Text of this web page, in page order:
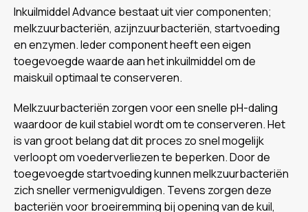
Inkuilmiddel Advance bestaat uit vier componenten;
melkzuurbacteriën, azijnzuurbacteriën, startvoeding
en enzymen. Ieder component heeft een eigen
toegevoegde waarde aan het inkuilmiddel om de
maiskuil optimaal te conserveren.
Melkzuurbacteriën zorgen voor een snelle pH-daling
waardoor de kuil stabiel wordt om te conserveren. Het
is van groot belang dat dit proces zo snel mogelijk
verloopt om voederverliezen te beperken. Door de
toegevoegde startvoeding kunnen melkzuurbacteriën
zich sneller vermenigvuldigen. Tevens zorgen deze
bacteriën voor broeiremming bij opening van de kuil,